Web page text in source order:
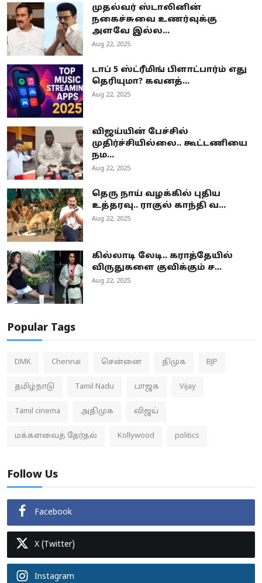
முதல்வர் ஸ்டாலினின்
நகைச்சுவை உணர்வுக்கு
அளவே இல்ல...
Aug 22, 2025
டாப் 5 ஸ்ட்ரீமிங் பிளாட்பார்ம் எது
தெரியுமா? கவனத்...
Aug 22, 2025
விஜய்யின் பேச்சில்
முதிர்ச்சியில்லை.. கூட்டணியை
நம...
Aug 22, 2025
தெரு நாய் வழக்கில் புதிய
உத்தரவு.. ராகுல் காந்தி வ...
Aug 22, 2025
கில்லாடி லேடி.. கராத்தேயில்
விருதுகளை குவிக்கும் ச...
Aug 22, 2025
Popular Tags
DMK Chennai சென்னை திமுக BJP
தமிழ்நாடு Tamil Nadu பாஜக Vijay
Tamil cinema அதிமுக விஜய்
மக்களவைத் தேர்தல் Kollywood politics
Follow Us
Facebook
X (Twitter)
Instagram